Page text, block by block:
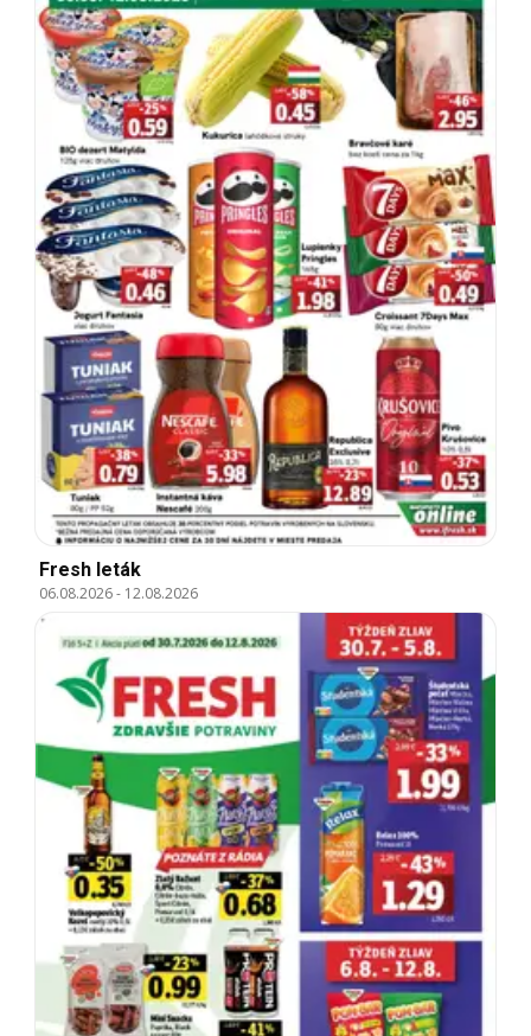
Fresh leták
06.08.2026- 12.08.2026